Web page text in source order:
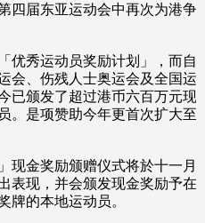
四届东亚运动会中再次为港争
优秀运动员奖励计划」，而自
会、伤残人士奥运会及全国运
已颁发了超过港币六百万元现
。是项赞助今年更首次扩大至
现金奖励颁赠仪式将於十一月
表现，并会颁发现金奖励予在
牌的本地运动员。